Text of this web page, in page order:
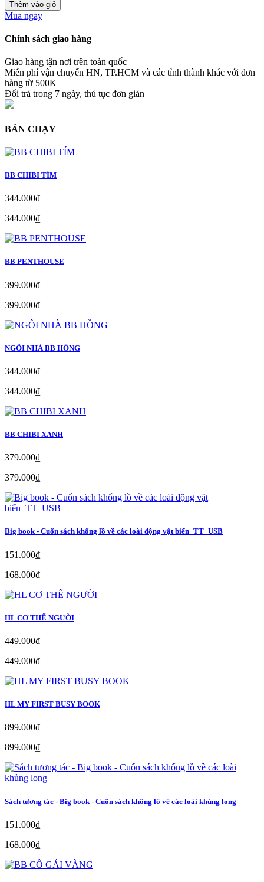
Thêm vào giỏ
Mua ngay
Chính sách giao hàng
Giao hàng tận nơi trên toàn quốc
Miễn phí vận chuyển HN, TP.HCM và các tỉnh thành khác với đơn
hàng từ 500K
Đổi trả trong 7 ngày, thủ tục đơn giản
BÁN CHẠY
BB CHIBI TÍM
344.000₫
344.000₫
BB PENTHOUSE
399.000₫
399.000₫
NGÔI NHÀ BB HỒNG
344.000₫
344.000₫
BB CHIBI XANH
379.000₫
379.000₫
Big book - Cuốn sách khổng lồ về các loài động vật biển_TT_USB
151.000₫
168.000₫
HL CƠ THỂ NGƯỜI
449.000₫
449.000₫
HL MY FIRST BUSY BOOK
899.000₫
899.000₫
Sách tương tác - Big book - Cuốn sách khổng lồ về các loài khủng long
151.000₫
168.000₫